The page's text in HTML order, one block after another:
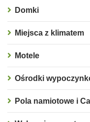
Domki
Miejsca z klimatem
Motele
Ośrodki
Pola namiotowe i